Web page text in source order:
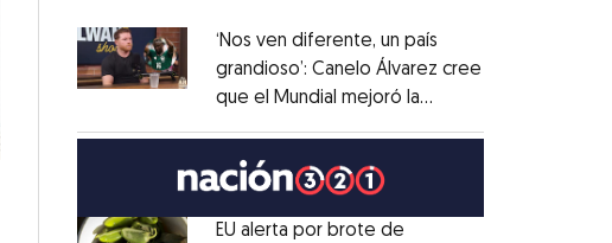
Opens in new window
‘Nos ven diferente, un país
grandioso’: Canelo Álvarez cree
que el Mundial mejoró la
EU alerta por brote de